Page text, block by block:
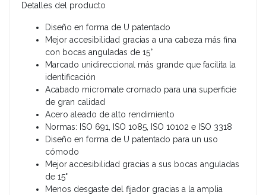
Detalles del producto
Diseño en forma de U patentado
Mejor accesibilidad gracias a una cabeza más fina
con bocas anguladas de 15°
Marcado unidireccional más grande que facilita la
identificación
Acabado micromate cromado para una superficie
de gran calidad
Acero aleado de alto rendimiento
Normas: ISO 691, ISO 1085, ISO 10102 e ISO 3318
Diseño en forma de U patentado para un uso
cómodo
Mejor accesibilidad gracias a sus bocas anguladas
de 15°
Menos desgaste del fijador gracias a la amplia